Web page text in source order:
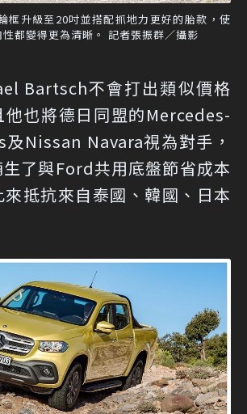
升級至20吋並搭配抓地力更好的胎款，使
都變得更為清晰。 記者張振群／攝影
Bartsch不會打出類似價格
他也將德日同盟的Mercedes-
及Nissan Navara視為對手，
了與Ford共用底盤節省成本
抵抗來自泰國、韓國、日本